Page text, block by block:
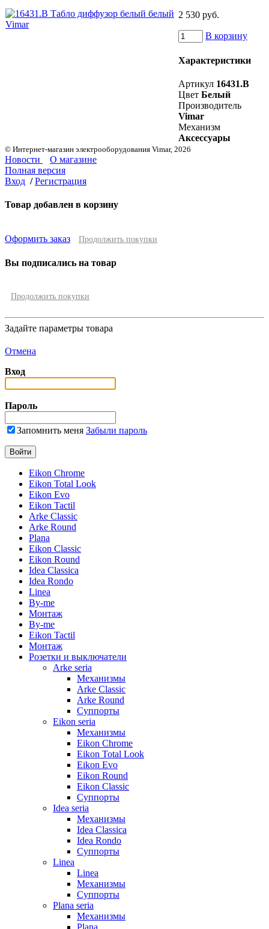
2 530 руб.
В корзину
Характеристики
Артикул 16431.B
Цвет Белый
Производитель
Vimar
Механизм
Аксессуары
© Интернет-магазин электрооборудования Vimar, 2026
Новости
О магазине
Полная версия
Вход / Регистрация
Товар добавлен в корзину
Оформить заказ Продолжить покупки
Вы подписались на товар
Продолжить покупки
Задайте параметры товара
Отмена
Вход
Пароль
Запомнить меня Забыли пароль
Eikon Chrome
Eikon Total Look
Eikon Evo
Eikon Tactil
Arke Classic
Arke Round
Plana
Eikon Classic
Eikon Round
Idea Classica
Idea Rondo
Linea
By-me
Монтаж
By-me
Eikon Tactil
Монтаж
Розетки и выключатели
Arke seria
Механизмы
Arke Classic
Arke Round
Суппорты
Eikon seria
Механизмы
Eikon Chrome
Eikon Total Look
Eikon Evo
Eikon Round
Eikon Classic
Суппорты
Idea seria
Механизмы
Idea Classica
Idea Rondo
Суппорты
Linea
Linea
Механизмы
Суппорты
Plana seria
Механизмы
Plana